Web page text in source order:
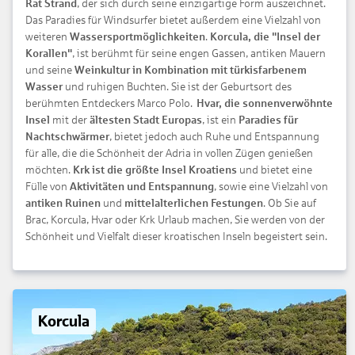
Rat Strand , der sich durch seine einzigartige Form auszeichnet.
Das Paradies für Windsurfer bietet außerdem eine Vielzahl von
weiteren Wassersportmöglichkeiten. Korcula, die "Insel der
Korallen", ist berühmt für seine engen Gassen, antiken Mauern
und seine Weinkultur in Kombination mit türkisfarbenem
Wasserund ruhigen Buchten. Sie ist der Geburtsort des
berühmten Entdeckers Marco Polo. Hvar, die sonnenverwöhnte
Insel mit der ältesten Stadt Europas, ist ein Paradies für
Nachtschwärmer, bietet jedoch auch Ruhe und Entspannung
für alle, die die Schönheit der Adria in vollen Zügen genießen
möchten. Krk ist die größte Insel Kroatiens und bietet eine
Fülle von Aktivitäten und Entspannung, sowie eine Vielzahl von
antiken Ruinen und mittelalterlichen Festungen. Ob Sie auf
Brac, Korcula, Hvar oder Krk Urlaub machen, Sie werden von der
Schönheit und Vielfalt dieser kroatischen Inseln begeistert sein.
Korcula